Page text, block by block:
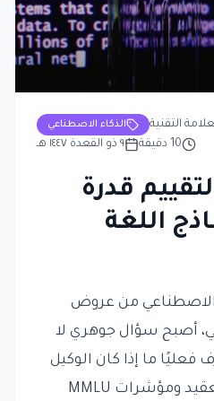
الذكاء الاصطناعي
التقنية
٩ ذو القعدة ١٤٤٧ هـ
10 دقيقة
لتقييم قدرة
اللغة
الاصطناعي من عروض
أصبح سؤال جوهري لا
ما إذا كان الوكيل
جيدًا؟ لا توفر درجات التعقيد ومؤشرات MMLU